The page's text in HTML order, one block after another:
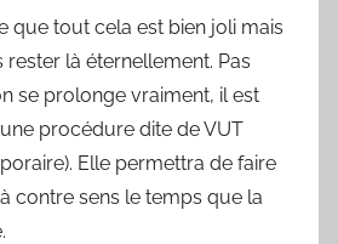
que tout cela est bien joli mais
rester là éternellement. Pas
se prolonge vraiment, il est
procédure dite de VUT
Elle permettra de faire
contre sens le temps que la